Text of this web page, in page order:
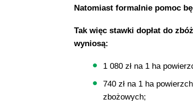
Natomiast formalnie pomoc
Tak więc stawki dopłat do
wyniosą:
1 080 zł na 1 ha
740 zł na 1 ha
zbożowych;